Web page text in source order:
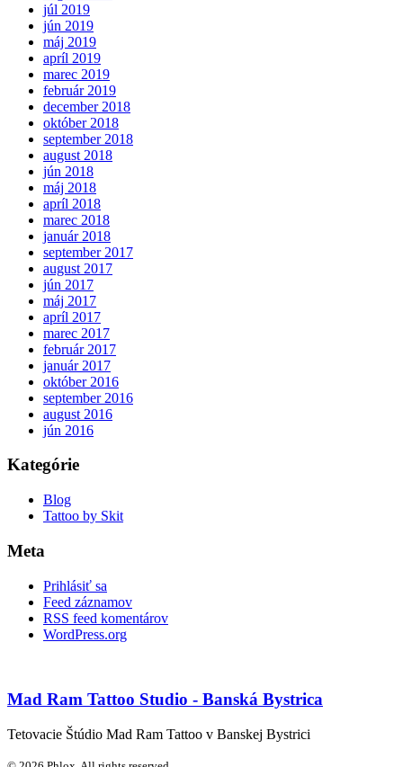
júl 2019
jún 2019
máj 2019
apríl 2019
marec 2019
február 2019
december 2018
október 2018
september 2018
august 2018
jún 2018
máj 2018
apríl 2018
marec 2018
január 2018
september 2017
august 2017
jún 2017
máj 2017
apríl 2017
marec 2017
február 2017
január 2017
október 2016
september 2016
august 2016
jún 2016
Kategórie
Blog
Tattoo by Skit
Meta
Prihlásiť sa
Feed záznamov
RSS feed komentárov
WordPress.org
Mad Ram Tattoo Studio - Banská Bystrica
Tetovacie Štúdio Mad Ram Tattoo v Banskej Bystrici